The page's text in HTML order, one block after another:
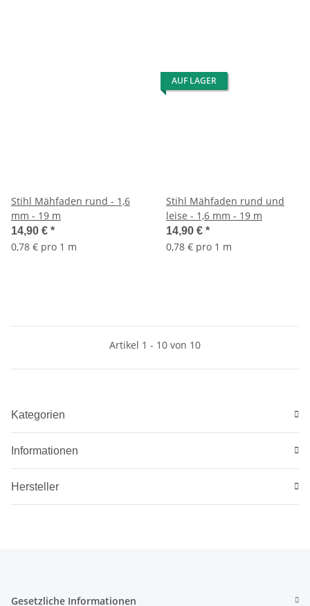
Stihl Mähfaden rund - 1,6
mm - 19 m
14,90 € *
0,78 € pro 1 m
AUF LAGER
Stihl Mähfaden rund und
leise - 1,6 mm - 19 m
14,90 € *
0,78 € pro 1 m
Artikel 1 - 10 von 10
Kategorien
Informationen
Hersteller
Gesetzliche Informationen